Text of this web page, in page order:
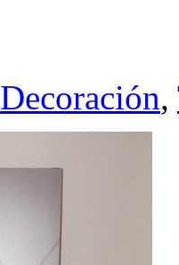
Decoración,